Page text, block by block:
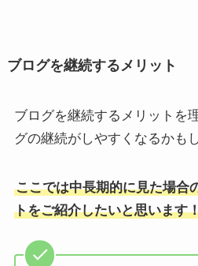
ブログを継続するメリット
ブログを継続するメリットを
グの継続がしやすくなるかも
ここでは中長期的に見た場合
トをご紹介したいと思います